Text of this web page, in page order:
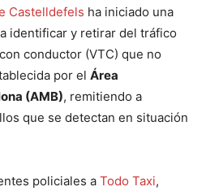
Castelldefels ha iniciado una
identificar y retirar del tráfico
conductor (VTC) que no
por el Área
(AMB), remitiendo a
que se detectan en situación
policiales a Todo Taxi,